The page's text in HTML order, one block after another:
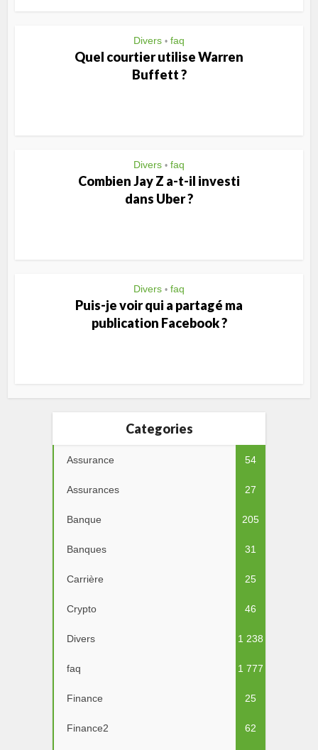
Divers • faq
Quel courtier utilise Warren
Buffett ?
Divers • faq
Combien Jay Z a-t-il investi
dans Uber ?
Divers • faq
Puis-je voir qui a partagé ma
publication Facebook ?
Categories
Assurance 54
Assurances 27
Banque 205
Banques 31
Carrière 25
Crypto 46
Divers 1 238
faq 1 777
Finance 25
Finance2 62